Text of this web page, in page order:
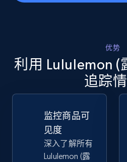
eBay
URL, Product id, Title, Seller
Seller reviews, Breadcrumbs,
more.
2.5K+
优势
利用 Lululemon (
追踪
监控商品可
见度
深入了解所有
Lululemon (露